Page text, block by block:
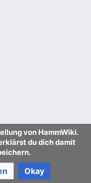
von HammWiki.
du dich damit
Okay